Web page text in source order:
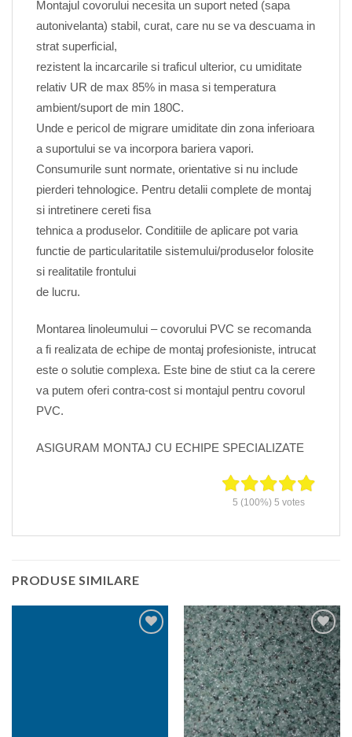
Montajul covorului necesita un suport neted (sapa
autonivelanta) stabil, curat, care nu se va descuama in
strat superficial,
rezistent la incarcarile si traficul ulterior, cu umiditate
relativ UR de max 85% in masa si temperatura
ambient/suport de min 180C.
Unde e pericol de migrare umiditate din zona inferioara
a suportului se va incorpora bariera vapori.
Consumurile sunt normate, orientative si nu include
pierderi tehnologice. Pentru detalii complete de montaj
si intretinere cereti fisa
tehnica a produselor. Conditiile de aplicare pot varia
functie de particularitatile sistemului/produselor folosite
si realitatile frontului
de lucru.
Montarea linoleumului – covorului PVC se recomanda
a fi realizata de echipe de montaj profesioniste, intrucat
este o solutie complexa. Este bine de stiut ca la cerere
va putem oferi contra-cost si montajul pentru covorul
PVC.
ASIGURAM MONTAJ CU ECHIPE SPECIALIZATE
5 (100%) 5 votes
PRODUSE SIMILARE
Adaugă
în
Wishlist